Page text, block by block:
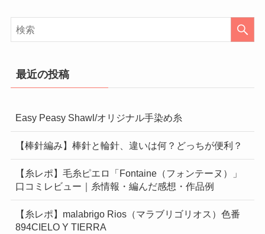
最近の投稿
Easy Peasy Shawl/オリジナル手染め糸
【棒針編み】棒針と輪針、違いは何？どっちが便利？
【糸レポ】毛糸ピエロ「Fontaine（フォンテーヌ）」
口コミレビュー｜糸情報・編んだ感想・作品例
【糸レポ】malabrigo Rios（マラブリゴリオス）色番
894CIELO Y TIERRA